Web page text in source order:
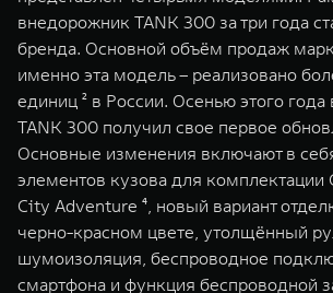
внедорожник TANK 300 за три года
бренда. Основной объём продаж
именно эта модель – реализовано
единиц ² в России. Осенью этого
TANK 300 получил свое первое
Основные изменения включают в
элементов кузова для комплектации
City Adventure ⁴, новый вариант
черно-красном цвете, утолщённый
шумоизоляция, беспроводное
смартфона и функция беспроводной